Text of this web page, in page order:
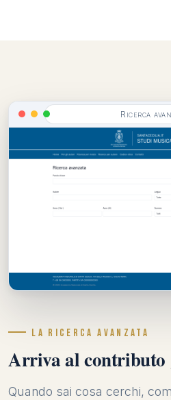
Ricerca
LA RICERCA AVANZATA
Arriva al contributo
Quando sai cosa cerchi,